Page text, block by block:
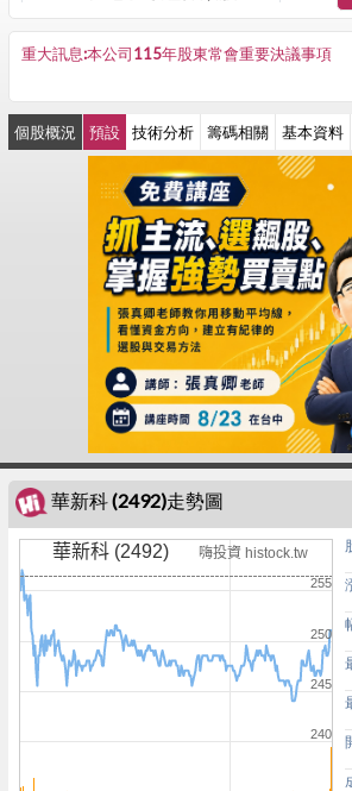
重大訊息:本公司115年股東常會重要決議事項
個股概況 預設 技術分析 籌碼相關 基本資料
華新科 (2492)走勢圖
華新科 (2492) 嗨投資 histock.tw
240
245
250
255